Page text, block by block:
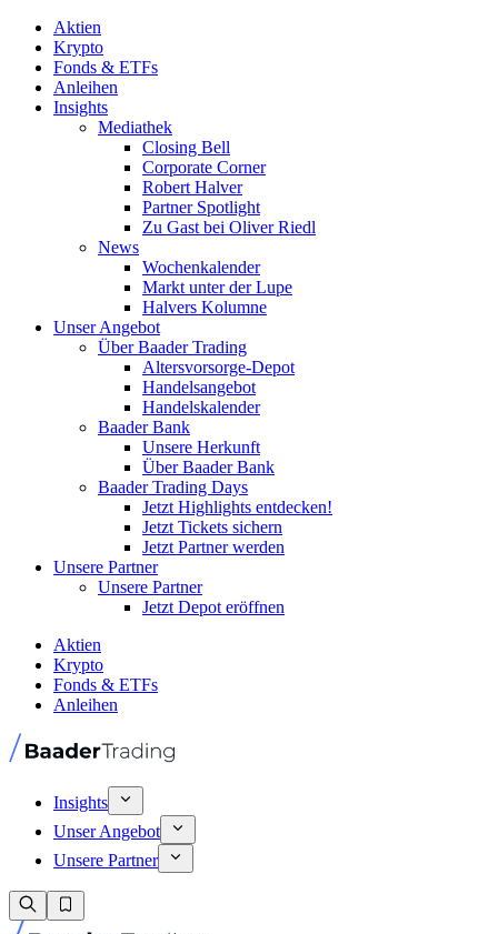
Aktien
Krypto
Fonds & ETFs
Anleihen
Insights
Mediathek
Closing Bell
Corporate Corner
Robert Halver
Partner Spotlight
Zu Gast bei Oliver Riedl
News
Wochenkalender
Markt unter der Lupe
Halvers Kolumne
Unser Angebot
Über Baader Trading
Altersvorsorge-Depot
Handelsangebot
Handelskalender
Baader Bank
Unsere Herkunft
Über Baader Bank
Baader Trading Days
Jetzt Highlights entdecken!
Jetzt Tickets sichern
Jetzt Partner werden
Unsere Partner
Unsere Partner
Jetzt Depot eröffnen
Aktien
Krypto
Fonds & ETFs
Anleihen
Insights
Unser Angebot
Unsere Partner